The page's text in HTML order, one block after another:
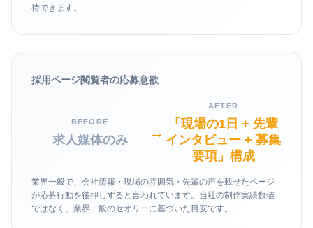
待できます。
採用ページ閲覧者の応募意欲
BEFORE
求人媒体のみ →
AFTER
「現場の1日 + 先輩
インタビュー + 募集
要項」構成
業界一般で、会社情報・現場の雰囲気・先輩の声を載せたページ
が応募行動を後押しすると言われています。当社の制作実績数値
ではなく、業界一般のセオリーに基づいた目安です。